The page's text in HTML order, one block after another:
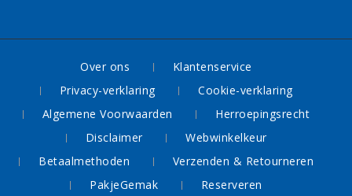
Over ons
Klantenservice
Privacy-verklaring
Cookie-verklaring
Algemene Voorwaarden
Herroepingsrecht
Disclaimer
Webwinkelkeur
Betaalmethoden
Verzenden & Retourneren
PakjeGemak
Reserveren